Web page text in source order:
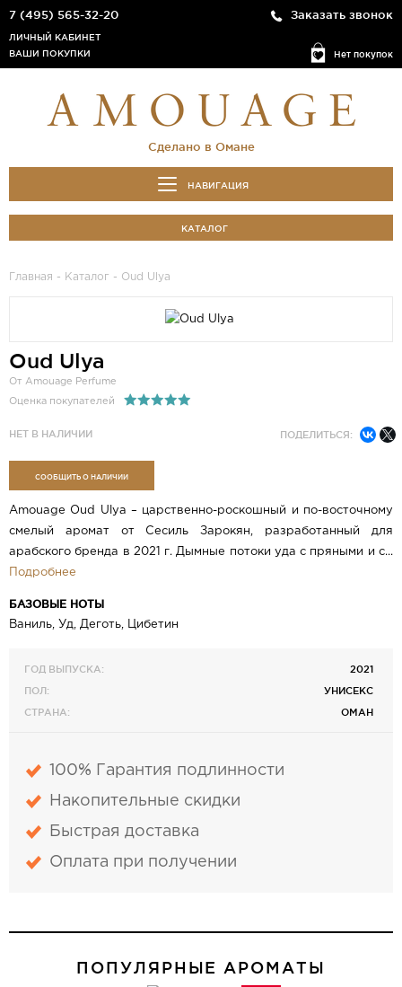
7 (495) 565-32-20 Заказать звонок
Нет покупок
ЛИЧНЫЙ КАБИНЕТ
ВАШИ ПОКУПКИ
Сделано в Омане
НАВИГАЦИЯ
КАТАЛОГ
Главная - Каталог - Oud Ulya
Oud Ulya
От Amouage Perfume
Оценка покупателей
НЕТ В НАЛИЧИИ
СООБЩИТЬ О НАЛИЧИИ
ПОДЕЛИТЬСЯ:
Amouage Oud Ulya – царственно-роскошный и по-восточному
смелый аромат от Сесиль Зарокян, разработанный для
арабского бренда в 2021 г. Дымные потоки уда с пряными и с...
Подробнее
БАЗОВЫЕ НОТЫ
Ваниль, Уд, Деготь, Цибетин
ГОД ВЫПУСКА:
2021
ПОЛ:
УНИСЕКС
СТРАНА:
ОМАН
100% Гарантия подлинности
Накопительные скидки
Быстрая доставка
Оплата при получении
ПОПУЛЯРНЫЕ АРОМАТЫ